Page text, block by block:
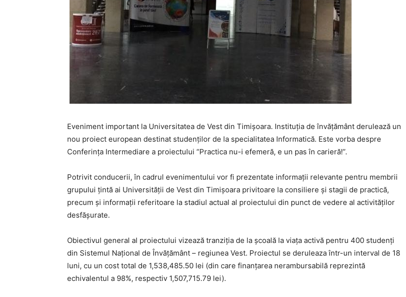
Eveniment important la Universitatea de Vest din Timișoara. Instituția de învățământ derulează un
nou proiect european destinat studenților de la specialitatea Informatică. Este vorba despre
Conferința Intermediare a proiectului “Practica nu-i efemeră, e un pas în carieră!”.
Potrivit conducerii, în cadrul evenimentului vor fi prezentate informații relevante pentru membrii
grupului țintă ai Universității de Vest din Timișoara privitoare la consiliere și stagii de practică,
precum și informații referitoare la stadiul actual al proiectului din punct de vedere al activităților
desfășurate.
Obiectivul general al proiectului vizează tranziția de la școală la viața activă pentru 400 studenţi
din Sistemul Naţional de Învăţământ – regiunea Vest. Proiectul se deruleaza într-un interval de 18
luni, cu un cost total de 1,538,485.50 lei (din care finanţarea nerambursabilă reprezintă
echivalentul a 98%, respectiv 1,507,715.79 lei).